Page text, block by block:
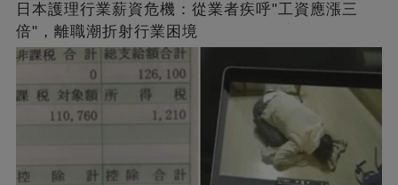
日本護理行業薪資危機：從業者疾呼"工資應漲三
倍"，離職潮折射行業困境